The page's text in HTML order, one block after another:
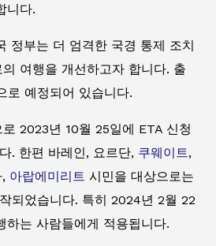
니다.
정부는 더 엄격한 국경 통제 조치
여행을 개선하고자 합니다. 출
로 예정되어 있습니다.
2023년 10월 25일에 ETA 신청
. 한편 바레인, 요르단, 쿠웨이트,
아랍에미리트 시민을 대상으로는
되었습니다. 특히 2024년 2월 22
하는 사람들에게 적용됩니다.